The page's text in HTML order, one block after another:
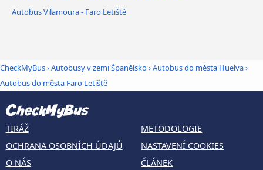
Autobus Vilamoura - Faro Letiště
CheckMyBus›Autobusy v zemi Španělsko›Autobus do města Huelva›
Autobus do města Faro Letiště
TIRÁŽ
OCHRANA OSOBNÍCH ÚDAJŮ
O NÁS
METODOLOGIE
NASTAVENÍ COOKIES
ČLÁNEK